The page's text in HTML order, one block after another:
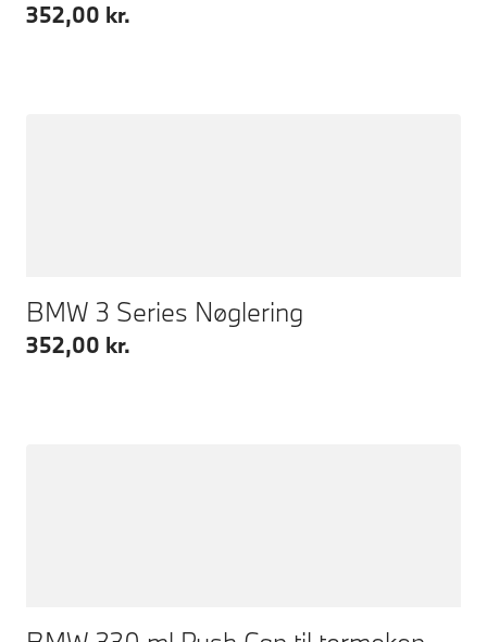
352,00 kr.
BMW 3 Series Nøglering
352,00 kr.